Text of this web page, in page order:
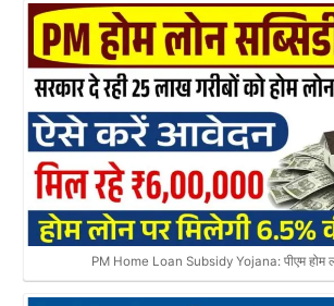
PM Home Loan Subsidy Yojana: पीएम होम